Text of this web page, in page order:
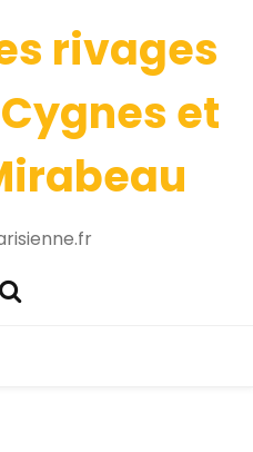
rivages
et